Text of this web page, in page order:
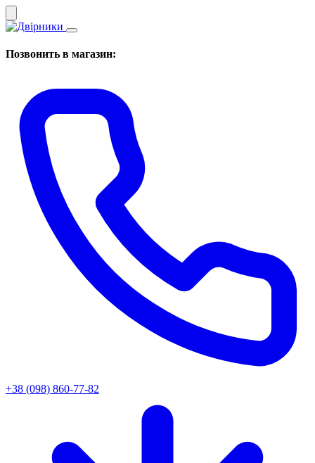
Позвонить в магазин:
+38 (098) 860-77-82